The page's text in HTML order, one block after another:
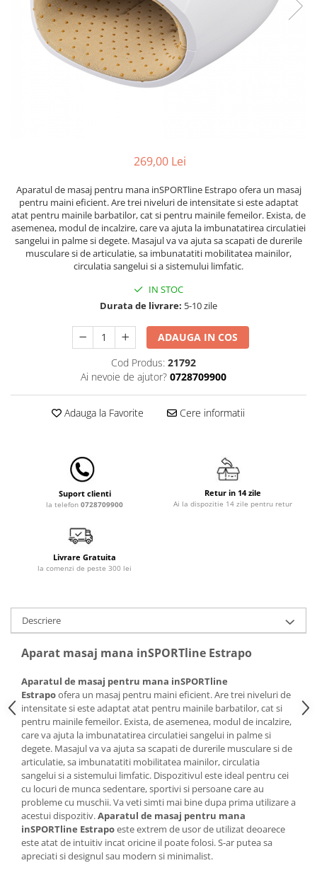
Lenjerii patut 140 x 70 cm
Lenjerie patuturi tineret
Baldachin patut
Dulap si cutii jucarii
Sac de dormit copii
Fotolii copii
Leagane & balansoare & sezlonguri
Lampi de veghe
Mobilier Birou
Saltele de infasat
Biciclete fara pedale
Masinute fara pedale
Karturi si masinute cu pedale
Scaune de biciclete copii
Alte Sporturi
Mingi fitness si medicinale
Scara antrenament
Termometre copii si bebe
269,00 Lei
Aparatul de masaj pentru mana inSPORTline Estrapo ofera un masaj
pentru maini eficient. Are trei niveluri de intensitate si este adaptat
atat pentru mainile barbatilor, cat si pentru mainile femeilor. Exista, de
asemenea, modul de incalzire, care va ajuta la imbunatatirea circulatiei
sangelui in palme si degete. Masajul va va ajuta sa scapati de durerile
musculare si de articulatie, sa imbunatatiti mobilitatea mainilor,
circulatia sangelui si a sistemului limfatic.
IN STOC
Durata de livrare: 5-10 zile
ADAUGA IN COS
Cod Produs: 21792
Ai nevoie de ajutor? 0728709900
Adauga la Favorite Cere informatii
Suport clienti
la telefon 0728709900
Retur in 14 zile
Ai la dispozitie 14 zile pentru retur
Livrare Gratuita
la comenzi de peste 300 lei
Descriere
Aparat masaj mana inSPORTline Estrapo
Aparatul de masaj pentru mana inSPORTline
Estrapoofera un masaj pentru maini eficient.Are trei niveluri de
intensitate si este adaptat atat pentru mainile barbatilor, cat si
pentru mainile femeilor. Exista, de asemenea, modul de incalzire,
care va ajuta la imbunatatirea circulatiei sangelui in palme si
degete. Masajul va va ajuta sa scapati de durerile musculare si de
articulatie, sa imbunatatiti mobilitatea mainilor, circulatia
sangelui si a sistemului limfatic. Dispozitivul este ideal pentru cei
cu locuri de munca sedentare, sportivi si persoane care au
probleme cu muschii.Va veti simti mai bine dupa prima utilizare a
acestui dispozitiv.Aparatul de masaj pentru mana
inSPORTline Estrapoeste extrem de usor de utilizat deoarece
este atat de intuitiv incat oricine il poate folosi.S-ar putea sa
apreciati si designul sau modern si minimalist.